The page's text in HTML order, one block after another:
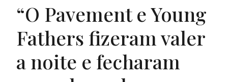
“O Pavement e Young
Fathers fizeram valer
a noite e fecharam